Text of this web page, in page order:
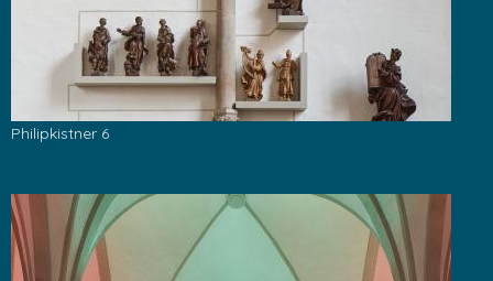
Philipkistner 6